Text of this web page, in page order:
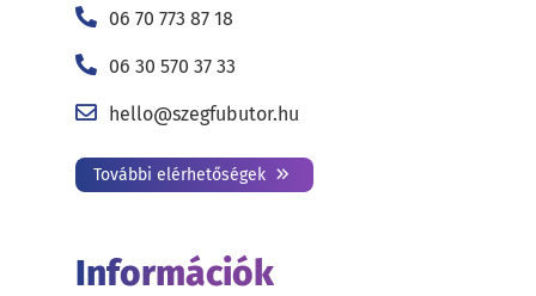
06 70 773 87 18
06 30 570 37 33
hello@szegfubutor.hu
További elérhetőségek
Információk